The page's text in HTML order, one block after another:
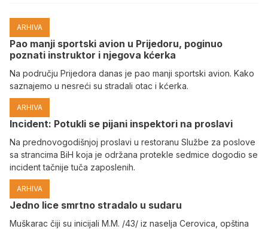
ARHIVA
Pao manji sportski avion u Prijedoru, poginuo
poznati instruktor i njegova kćerka
Na području Prijedora danas je pao manji sportski avion. Kako
saznajemo u nesreći su stradali otac i kćerka.
ARHIVA
Incident: Potukli se pijani inspektori na proslavi
Na prednovogodišnjoj proslavi u restoranu Službe za poslove
sa strancima BiH koja je održana protekle sedmice dogodio se
incident tačnije tuča zaposlenih.
ARHIVA
Јedno lice smrtno stradalo u sudaru
Muškarac čiji su inicijali M.M. /43/ iz naselja Cerovica, opština